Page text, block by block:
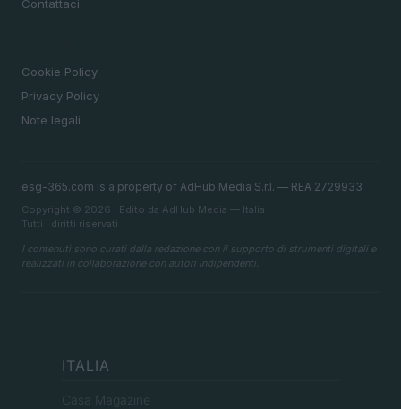
Contattaci
Cookie Policy
Privacy Policy
Note legali
esg-365.com is a property of AdHub Media S.r.l. — REA 2729933
Copyright © 2026 · Edito da AdHub Media — Italia
Tutti i diritti riservati
I contenuti sono curati dalla redazione con il supporto di strumenti digitali e
realizzati in collaborazione con autori indipendenti.
ITALIA
Casa Magazine